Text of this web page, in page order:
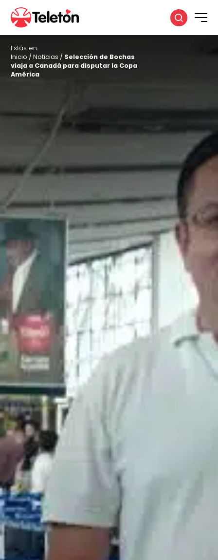
Estás en:
Inicio /Noticias / Selección de Bochas
viaja a Canadá para disputar la Copa
América